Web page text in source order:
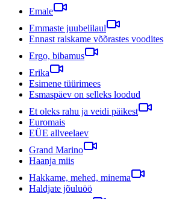
Emale
Emmaste juubelilaul
Ennast raiskame võõrastes voodites
Ergo, bibamus
Erika
Esimene tüürimees
Esmaspäev on selleks loodud
Et oleks rahu ja veidi päikest
Euromais
EÜE allveelaev
Grand Marino
Haanja miis
Hakkame, mehed, minema
Haldjate jõuluöö